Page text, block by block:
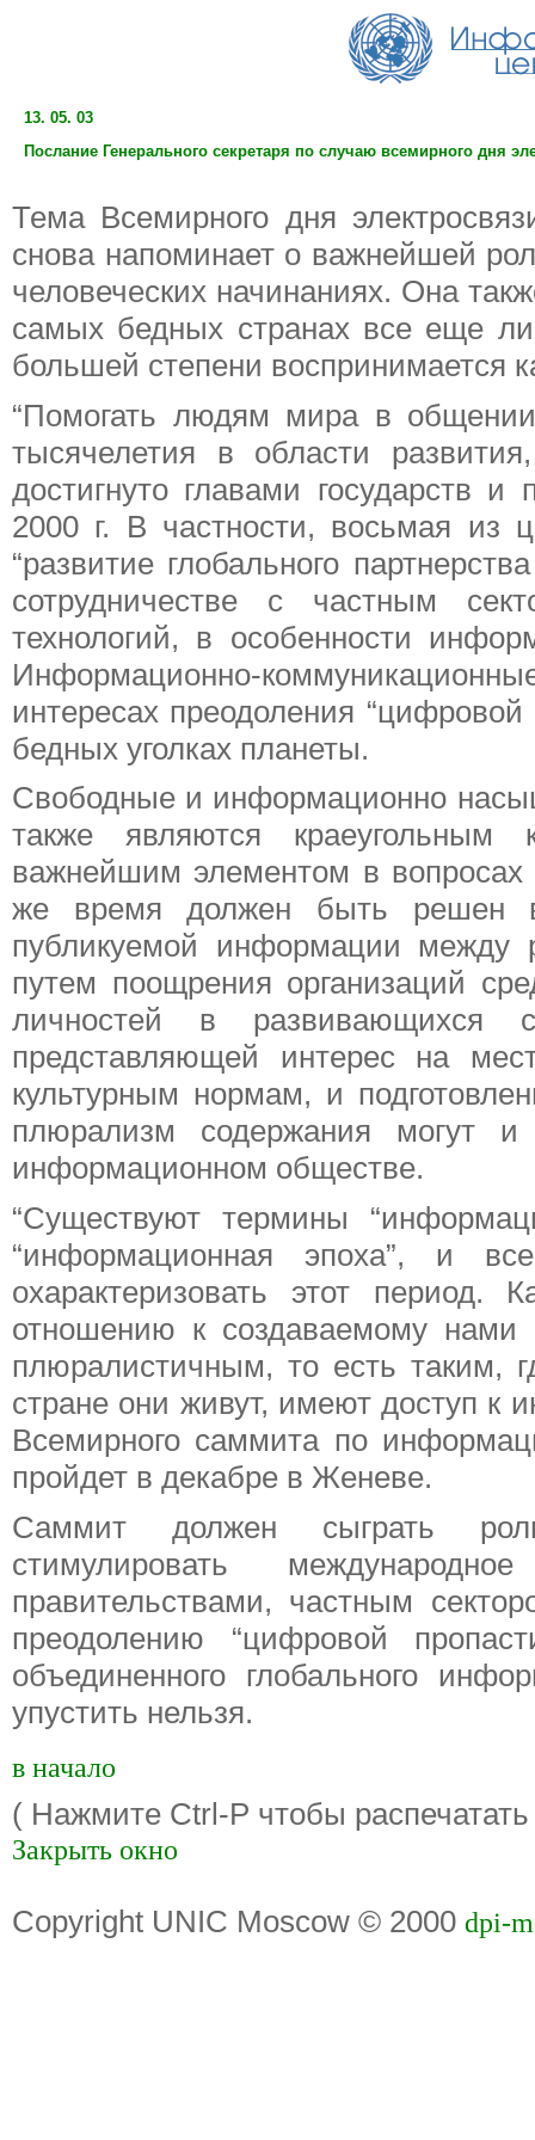
13. 05. 03
Послание Генерального секретаря по случаю всемирного дня
Тема Всемирного дня
снова напоминает о важнейшей
человеческих начинаниях. Она
самых бедных странах все еще
большей степени воспринимается
“Помогать людям мира в
тысячелетия в области
достигнуто главами государств
2000 г. В частности, восьмая из
“развитие глобального
сотрудничестве с частным
технологий, в особенности
Информационно-
интересах преодоления
бедных уголках планеты.
Свободные и информационно
также являются
важнейшим элементом в
же время должен быть решен
публикуемой информации между
путем поощрения организаций
личностей в развивающихся
представляющей интерес на
культурным нормам, и
плюрализм содержания
информационном обществе.
“Существуют термины
“информационная эпоха”, и
охарактеризовать этот
отношению к создаваемому
плюралистичным, то есть таким,
стране они живут, имеют доступ к
Всемирного саммита по
пройдет в декабре в Женеве.
Саммит должен сыграть
стимулировать
правительствами, частным
преодолению “цифровой
объединенного глобального
упустить нельзя.
в начало
( Нажмите Ctrl-P чтобы
Закрыть окно
Copyright UNIC Moscow © 2000 dpi-